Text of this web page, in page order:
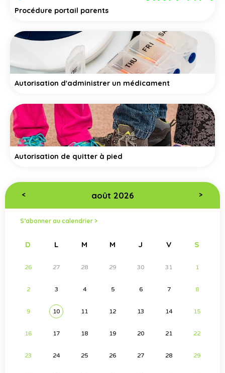
Procédure portail parents
Autorisation d'administrer un médicament
Autorisation de quitter à pied
< août 2026 >
S’abonner au calendrier >
D L M M J V S
26 27 28 29 30 31 1
2 3 4 5 6 7 8
9 10 11 12 13 14 15
16 17 18 19 20 21 22
23 24 25 26 27 28 29